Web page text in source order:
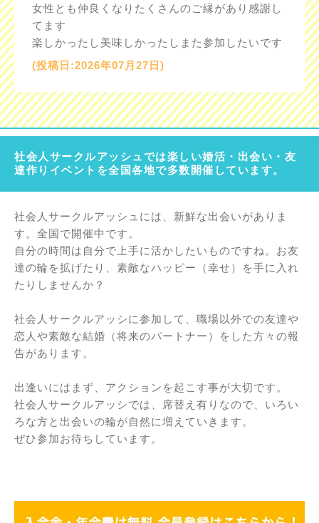
女性とも仲良くなりたくさんのご縁があり感謝し
てます
楽しかったし美味しかったしまた参加したいです
(投稿日:2026年07月27日)
社会人サークルアッシュでは楽しい婚活・出会い・友
達作りイベントを全国各地で多数開催しています。
社会人サークルアッシュには、新鮮な出会いがありま
す。全国で開催中です。
自分の時間は自分で上手に活かしたいものですね。お友
達の輪を拡げたり、素敵なハッピー（幸せ）を手に入れ
たりしませんか？
社会人サークルアッシに参加して、職場以外での友達や
恋人や素敵な結婚（将来のパートナー）をした方々の報
告があります。
出逢いにはまず、アクションを起こす事が大切です。
社会人サークルアッシでは、席替え有りなので、いろい
ろな方と出会いの輪が自然に増えていきます。
ぜひ参加お待ちしています。